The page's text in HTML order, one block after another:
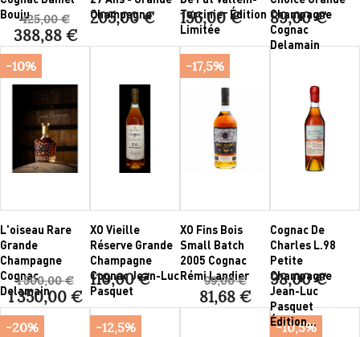
Bouju425,00 €
388,88 €
Champagne
205,00 €
Tercinier Édition
Limitée
156,00 €
Champagne
Cognac
Delamain
89,00 €
L'oiseau Rare
Grande
Champagne
Cognac
Delamain
1 500,00 €
1 350,00 €
-10%
XO Vieille
Réserve Grande
Champagne
Cognac Jean-Luc
Pasquet
110,00 €
XO Fins Bois
Small Batch
2005 Cognac
Rémi Landier
99,00 €
81,68 €
-17,5%
Cognac De
Charles L.98
Petite
Champagne
Jean-Luc
Pasquet
Édition...
98,00 €
-20% -12,5% -10,5%